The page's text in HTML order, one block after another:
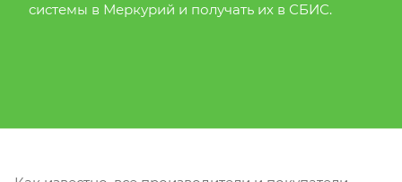
системы в Меркурий и получать их в СБИС.